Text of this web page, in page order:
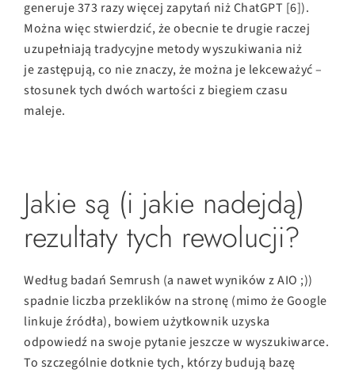
generuje 373 razy więcej zapytań niż ChatGPT [6]).
Można więc stwierdzić, że obecnie te drugie raczej
uzupełniają tradycyjne metody wyszukiwania niż
je zastępują, co nie znaczy, że można je lekceważyć –
stosunek tych dwóch wartości z biegiem czasu
maleje.
Jakie są (i jakie nadejdą)
rezultaty tych rewolucji?
Według badań Semrush (a nawet wyników z AIO ;))
spadnie liczba przeklików na stronę (mimo że Google
linkuje źródła), bowiem użytkownik uzyska
odpowiedź na swoje pytanie jeszcze w wyszukiwarce.
To szczególnie dotknie tych, którzy budują bazę